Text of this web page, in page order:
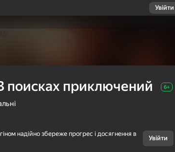
Увійти
поисках приключений 6+
надійно збереже прогрес і досягнення в
Увійти